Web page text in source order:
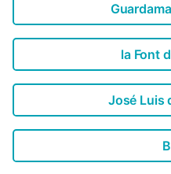
la Font
José Luis